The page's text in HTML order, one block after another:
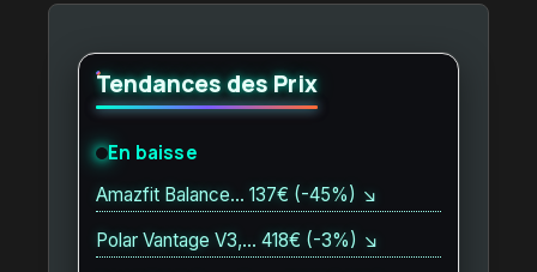
Tendances des Prix
En baisse
Amazfit Balance… 137€ (-45%) ↘
Polar Vantage V3,… 418€ (-3%) ↘